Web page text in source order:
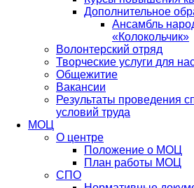
Дополнительное
Ансамбль
«Колокольчик»
Волонтерский отряд
Творческие услуги для
Общежитие
Вакансии
Результаты проведения
условий труда
МОЦ
О центре
Положение о МОЦ
План работы МОЦ
СПО